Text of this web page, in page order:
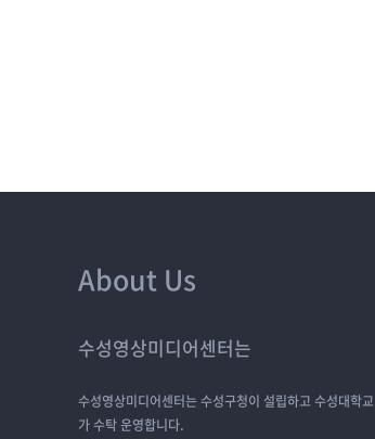
About Us
수성영상미디어센터는
수성영상미디어센터는 수성구청이 설립하고 수성대학교
가 수탁 운영합니다.